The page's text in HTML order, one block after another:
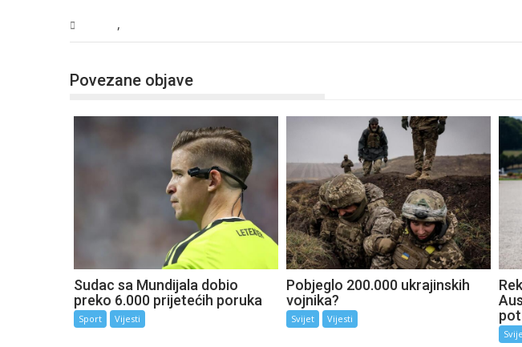
,
Povezane objave
Sudac sa Mundijala dobio
preko 6.000 prijetećih poruka
Sport Vijesti
Pobjeglo 200.000 ukrajinskih
vojnika?
Svijet Vijesti